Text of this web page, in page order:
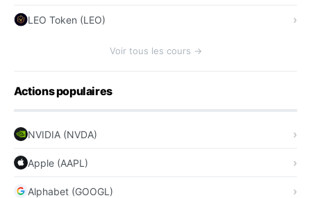
LEO Token (LEO)
Voir tous les cours →
Actions populaires
NVIDIA (NVDA)
Apple (AAPL)
Alphabet (GOOGL)